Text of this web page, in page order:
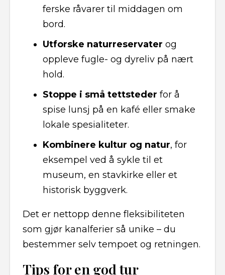
ferske råvarer til middagen om
bord.
Utforske naturreservater og
oppleve fugle- og dyreliv på nært
hold.
Stoppe i små tettsteder for å
spise lunsj på en kafé eller smake
lokale spesialiteter.
Kombinere kultur og natur, for
eksempel ved å sykle til et
museum, en stavkirke eller et
historisk byggverk.
Det er nettopp denne fleksibiliteten
som gjør kanalferier så unike – du
bestemmer selv tempoet og retningen.
Tips for en god tur